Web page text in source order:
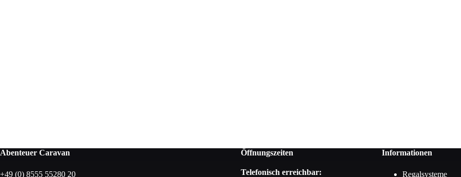
Abenteuer Caravan
+49 (0) 8555 55280 20
Öffnungszeiten
Telefonisch erreichbar:
Informationen
Regalsysteme